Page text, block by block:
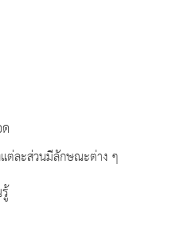
ต่ละส่วนมีลักษณะต่าง ๆ